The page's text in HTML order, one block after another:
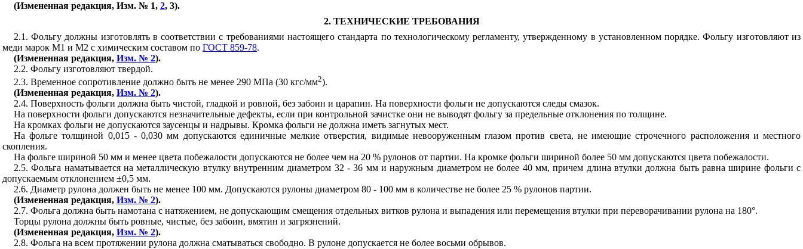
(Измененная редакция, Изм. № 1, 2, 3).
2. ТЕХНИЧЕСКИЕ ТРЕБОВАНИЯ
2.1. Фольгу должны изготовлять в соответствии с требованиями настоящего стандарта по технологическому регламенту, утвержденному в установленном порядке. Фольгу изготовляют из
меди марок M1 и М2 с химическим составом по ГОСТ 859-78.
(Измененная редакция, Изм. № 2).
2.2. Фольгу изготовляют твердой.
2.3. Временное сопротивление должно быть не менее 290 МПа (30 кгс/мм2).
(Измененная редакция, Изм. № 2).
2.4. Поверхность фольги должна быть чистой, гладкой и ровной, без забоин и царапин. На поверхности фольги не допускаются следы смазок.
На поверхности фольги допускаются незначительные дефекты, если при контрольной зачистке они не выводят фольгу за предельные отклонения по толщине.
На кромках фольги не допускаются заусенцы и надрывы. Кромка фольги не должна иметь загнутых мест.
На фольге толщиной 0,015 - 0,030 мм допускаются единичные мелкие отверстия, видимые невооруженным глазом против света, не имеющие строчечного расположения и местного
скопления.
На фольге шириной 50 мм и менее цвета побежалости допускаются не более чем на 20 % рулонов от партии. На кромке фольги шириной более 50 мм допускаются цвета побежалости.
2.5. Фольга наматывается на металлическую втулку внутренним диаметром 32 - 36 мм и наружным диаметром не более 40 мм, причем длина втулки должна быть равна ширине фольги с
допускаемым отклонением ±0,5 мм.
2.6. Диаметр рулона должен быть не менее 100 мм. Допускаются рулоны диаметром 80 - 100 мм в количестве не более 25 % рулонов партии.
(Измененная редакция, Изм. № 2).
2.7. Фольга должна быть намотана с натяжением, не допускающим смещения отдельных витков рулона и выпадения или перемещения втулки при переворачивании рулона на 180°.
Торцы рулона должны быть ровные, чистые, без забоин, вмятин и загрязнений.
(Измененная редакция, Изм. № 2).
2.8. Фольга на всем протяжении рулона должна сматываться свободно. В рулоне допускается не более восьми обрывов.